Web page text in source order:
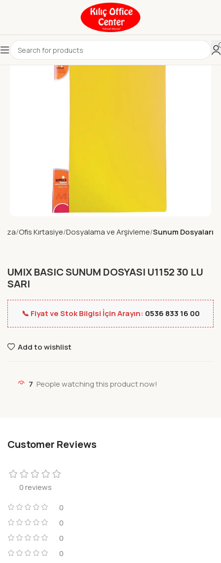
Ofis Kırtasiye Dosyalama ve Arşivleme Sunum Dosyaları
UMIX BASIC SUNUM DOSYASI U1152 30 LU
SARI
📞 Fiyat ve Stok Bilgisi İçin Arayın: 0536 833 16 00
Add to wishlist
7 People watching this product now!
Customer Reviews
0 reviews
0
0
0
0